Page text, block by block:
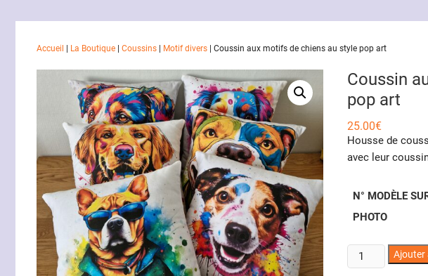
Accueil La Boutique Coussins Motif divers Coussin aux motifs de chiens au style pop art
Coussin
pop art
25.00€
Housse de
avec leur
N° MODÈLE
PHOTO
quantité
de
Ajouter